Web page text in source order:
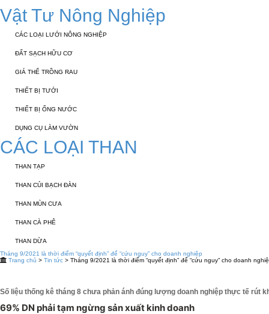
Vật Tư Nông Nghiệp
CÁC LOẠI LƯỚI NÔNG NGHIỆP
ĐẤT SẠCH HỮU CƠ
GIÁ THỂ TRỒNG RAU
THIẾT BỊ TƯỚI
THIẾT BỊ ỐNG NƯỚC
DỤNG CỤ LÀM VƯỜN
CÁC LOẠI THAN
THAN TẠP
THAN CỦI BẠCH ĐÀN
THAN MÙN CƯA
THAN CÀ PHÊ
THAN DỪA
Tháng 9/2021 là thời điểm “quyết định” để “cứu nguy” cho doanh nghiệp
Trang chủ > Tin tức > Tháng 9/2021 là thời điểm “quyết định” để “cứu nguy” cho doanh
Số liệu thống kê tháng 8 chưa phản ánh đúng lượng doanh nghiệp thực tế rút
69% DN phải tạm ngừng sản xuất kinh doanh